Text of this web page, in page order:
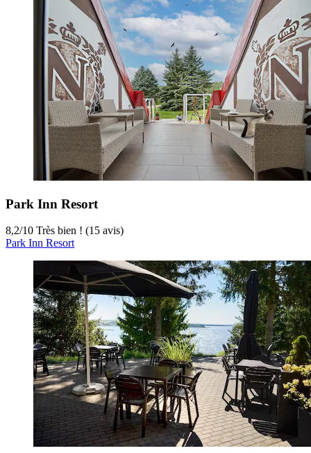
Park Inn Resort
8,2/10 Très bien ! (15 avis)
Park Inn Resort